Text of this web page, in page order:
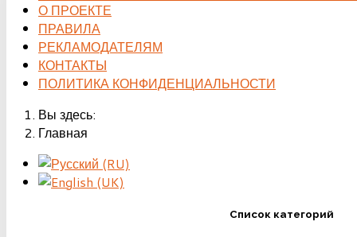
О ПРОЕКТЕ
ПРАВИЛА
РЕКЛАМОДАТЕЛЯМ
КОНТАКТЫ
ПОЛИТИКА КОНФИДЕНЦИАЛЬНОСТИ
Вы здесь:
Главная
Список категорий